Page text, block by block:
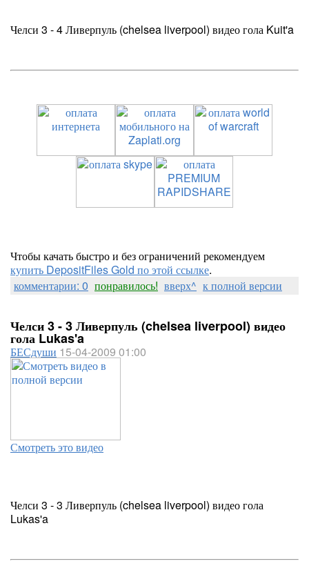
Челси 3 - 4 Ливерпуль (chelsea liverpool) видео гола Kuit'a
Чтобы качать быстро и без ограничений рекомендуем
купить DepositFiles Gold по этой ссылке.
комментарии: 0 понравилось! вверх^ к полной версии
Челси 3 - 3 Ливерпуль (chelsea liverpool) видео
гола Lukas'a
БЕСдуши 15-04-2009 01:00
Смотреть это видео
Челси 3 - 3 Ливерпуль (chelsea liverpool) видео гола
Lukas'a